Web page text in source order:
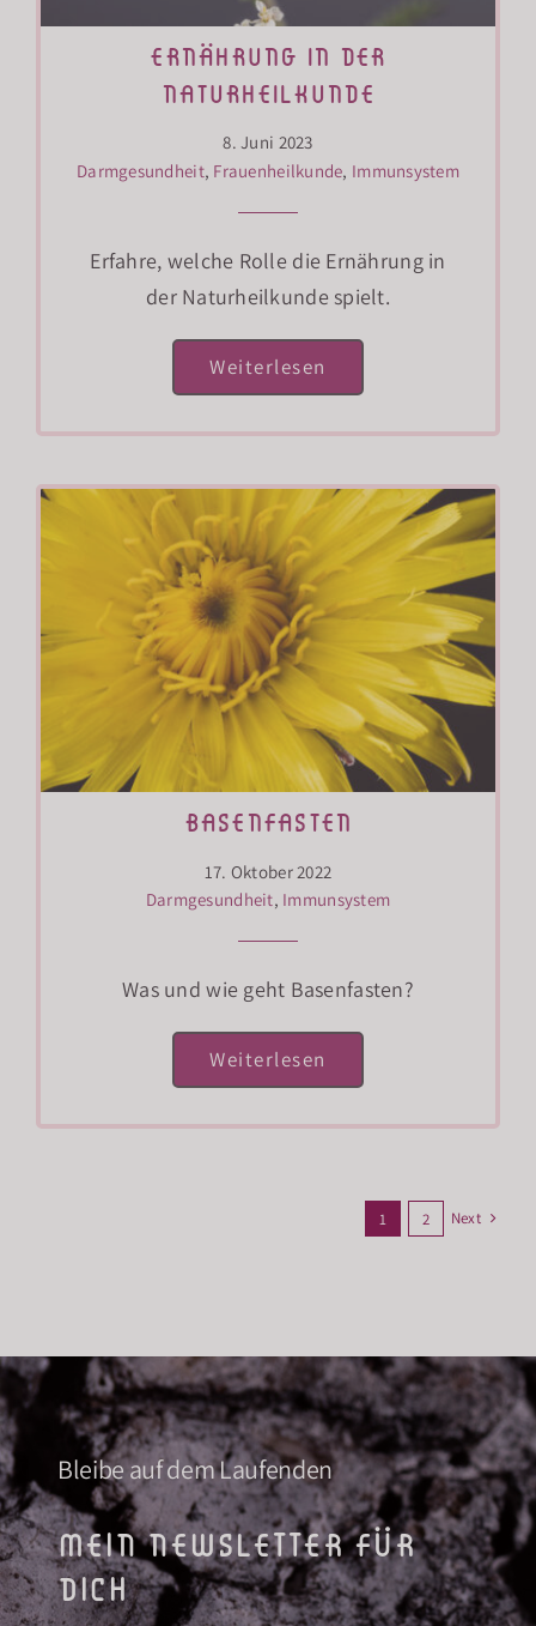
ernährung in der
naturheilkunde
8. Juni 2023
Darmgesundheit, Frauenheilkunde, Immunsystem
Erfahre, welche Rolle die Ernährung in
der Naturheilkunde spielt.
Weiterlesen
basenfasten
17. Oktober 2022
Darmgesundheit, Immunsystem
Was und wie geht Basenfasten?
Weiterlesen
1 2 Next
Bleibe auf dem Laufenden
mein newsletter für
dich